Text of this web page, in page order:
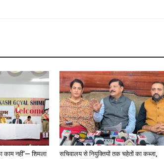
काम नहीं’— शिमला
सचिवालय से नियुक्तियों तक चहेतों का कब्जा,